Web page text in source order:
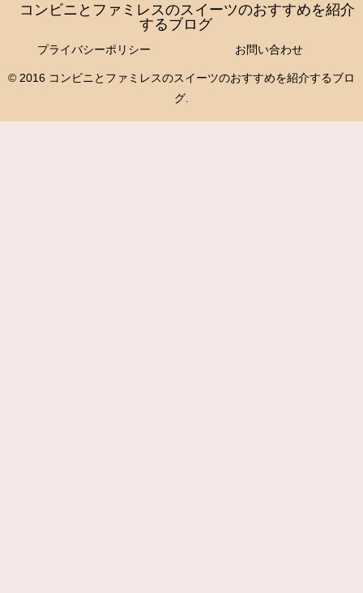
コンビニとファミレスのスイーツのおすすめを紹介
するブログ
プライバシーポリシー お問い合わせ
© 2016 コンビニとファミレスのスイーツのおすすめを紹介するブロ
グ.